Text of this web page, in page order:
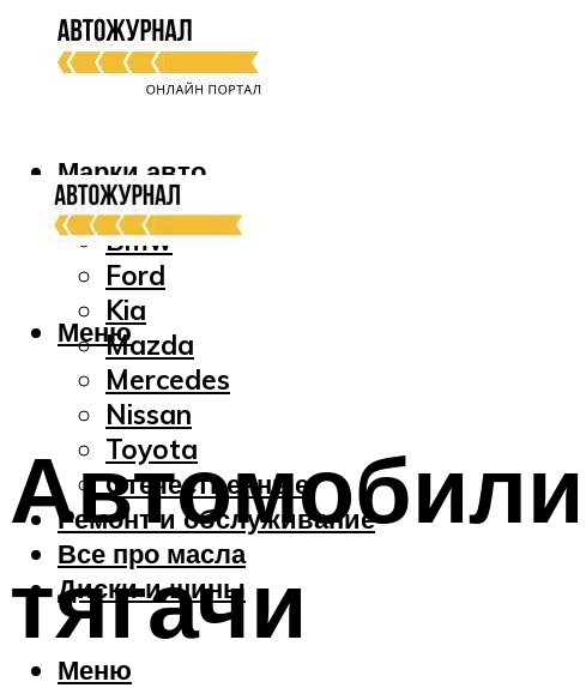
Марки авто
Audi
Bmw
Ford
Kia
Mazda
Mercedes
Nissan
Toyota
Отечественные
Ремонт и обслуживание
Все про масла
Диски и шины
Меню
Меню
тягачи